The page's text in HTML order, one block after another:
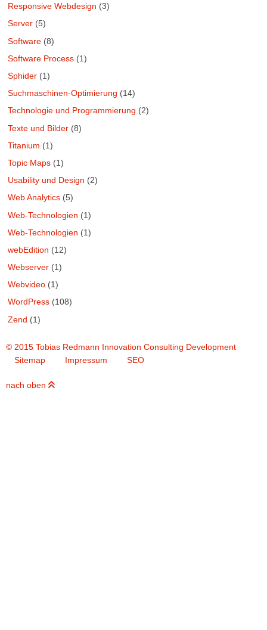
Responsive Webdesign (3)
Server (5)
Software (8)
Software Process (1)
Sphider (1)
Suchmaschinen-Optimierung (14)
Technologie und Programmierung (2)
Texte und Bilder (8)
Titanium (1)
Topic Maps (1)
Usability und Design (2)
Web Analytics (5)
Web-Technologien (1)
Web-Technologien (1)
webEdition (12)
Webserver (1)
Webvideo (1)
WordPress (108)
Zend (1)
© 2015 Tobias Redmann Innovation Consulting Development
Sitemap
Impressum SEO
nach oben